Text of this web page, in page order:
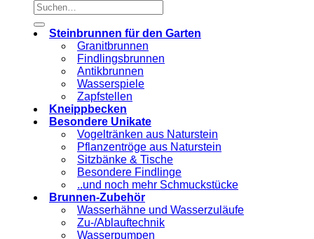
Steinbrunnen für den Garten
Granitbrunnen
Findlingsbrunnen
Antikbrunnen
Wasserspiele
Zapfstellen
Kneippbecken
Besondere Unikate
Vogeltränken aus Naturstein
Pflanzentröge aus Naturstein
Sitzbänke & Tische
Besondere Findlinge
..und noch mehr Schmuckstücke
Brunnen-Zubehör
Wasserhähne und Wasserzuläufe
Zu-/Ablauftechnik
Wasserpumpen